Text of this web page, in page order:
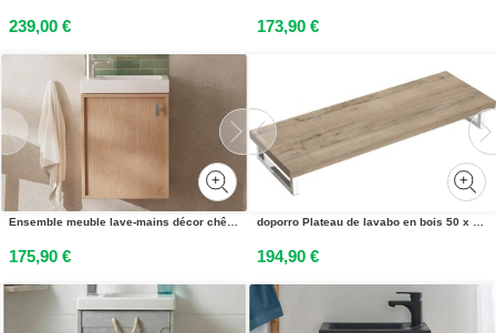
239,00 € 173,90 €
Ensemble meuble lave-mains décor chêne FRAME + robinet
175,90 €
doporro Plateau de lavabo en bois 50 x 140 cm en chêne Greige pour lavabos avec support de console mural Platte04
194,90 €